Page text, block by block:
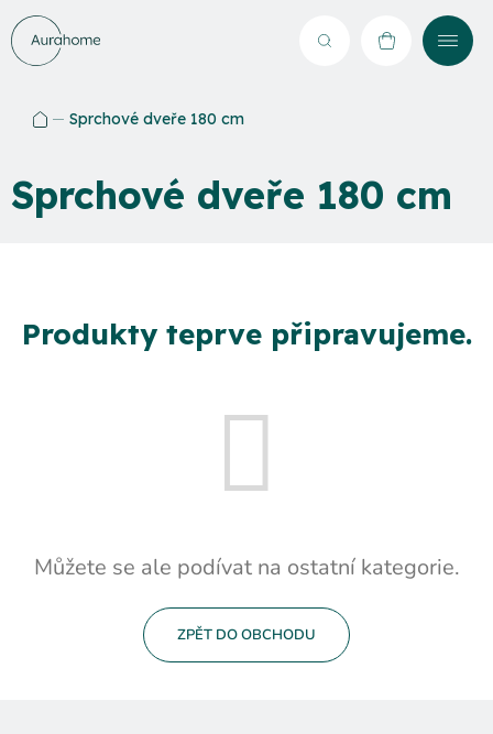
Přejít
na
obsah
Hledat NÁKUPNÍ
Sprchové dveře 180 cm
Sprchové dveře 180 cm
Produkty teprve připravujeme.
Můžete se ale podívat na ostatní kategorie.
ZPĚT DO OBCHODU